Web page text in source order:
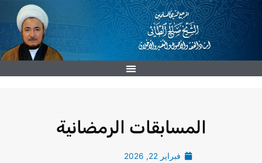
تخطي
المسابقات الرمضانية
فبراير 22, 2026